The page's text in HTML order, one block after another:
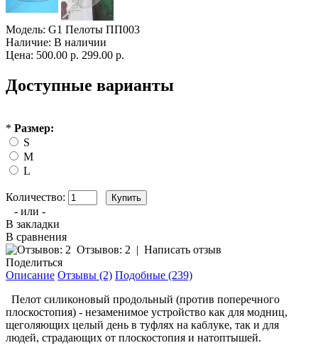
Модель: G1 Пелоты ПП003
Наличие: В наличии
Цена: 500.00 р. 299.00 р.
Доступные варианты
* Размер:
S
M
L
Количество:
- или -
В закладки
В сравнения
Отзывов: 2 | Написать отзыв
Поделиться
Описание Отзывы (2) Подобные (239)
Пелот силиконовый продольный (против поперечного
плоскостопия) - незаменимое устройство как для модниц,
щеголяющих целый день в туфлях на каблуке, так и для
людей, страдающих от плоскостопия и натоптышей.